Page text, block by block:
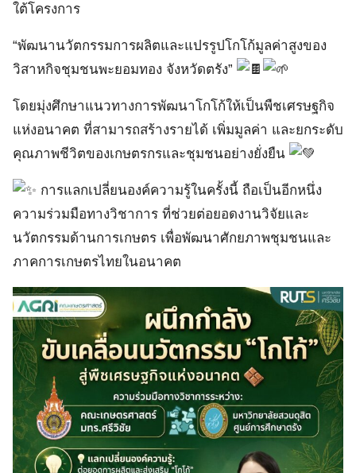
ใต้โครงการ
“พัฒนานวัตกรรมการผลิตและแปรรูปโกโก้มูลค่าสูงของ
วิสาหกิจชุมชนพะยอมทอง จังหวัดตรัง”
โดยมุ่งศึกษาแนวทางการพัฒนาโกโก้ให้เป็นพืชเศรษฐกิจ
แห่งอนาคต ที่สามารถสร้างรายได้ เพิ่มมูลค่า และยกระดับ
คุณภาพชีวิตของเกษตรกรและชุมชนอย่างยั่งยืน
การแลกเปลี่ยนองค์ความรู้ในครั้งนี้ ถือเป็นอีกหนึ่ง
ความร่วมมือทางวิชาการ ที่ช่วยต่อยอดงานวิจัยและ
นวัตกรรมด้านการเกษตร เพื่อพัฒนาศักยภาพชุมชนและ
ภาคการเกษตรไทยในอนาคต